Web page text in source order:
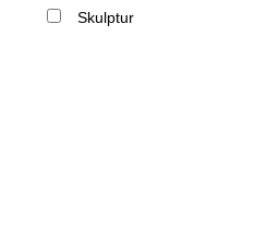
Skulptur